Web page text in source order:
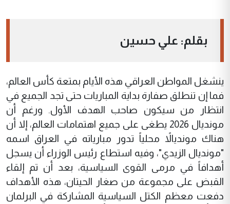
بقلم: علي حسين
ينشغل المواطن العراقي هذه الأيام بمتعة كأس العالم،
فما إن تنطلق صفارة بداية المباريات حتى تجد الجميع في
انتظار من سيكون صاحب الهدف الأول. ورغم أن
مونديال 2026 يطغى على جميع اهتمامات العالم، إلا أن
هناك مونديالاً محلياً تدور مبارياته في العراق اسمه
"مونديال الزيدي"، وفيه استطاع رئيس الوزراء أن يسجل
أهدافاً في مرمى القوى السياسية، بعد أن تم إلقاء
القبض على مجموعة من صغار الحيتان، هذه الأهداف
دفعت معظم الكتل السياسية المشاركة في البرلمان